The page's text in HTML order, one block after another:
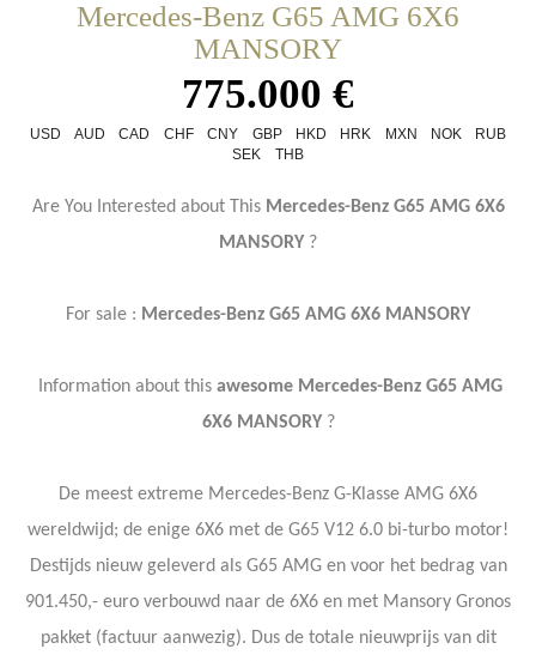
Mercedes-Benz G65 AMG 6X6
MANSORY
775.000 €
USD AUD CAD CHF CNY GBP HKD HRK MXN NOK
RUB
SEK
THB
Are You Interested about This Mercedes-Benz G65 AMG 6X6
MANSORY ?
For sale : Mercedes-Benz G65 AMG 6X6 MANSORY
Information about this awesome Mercedes-Benz G65 AMG
6X6 MANSORY?
De meest extreme Mercedes-Benz G-Klasse AMG 6X6
wereldwijd; de enige 6X6 met de G65 V12 6.0 bi-turbo motor!
Destijds nieuw geleverd als G65 AMG en voor het bedrag van
901.450,- euro verbouwd naar de 6X6 en met Mansory Gronos
pakket (factuur aanwezig). Dus de totale nieuwprijs van dit